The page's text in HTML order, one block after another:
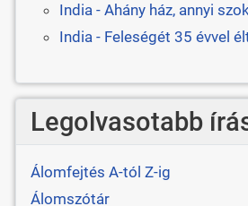
India - Ahány ház, annyi
India - Feleségét 35 évvel
Legolvasotabb
Álomfejtés A-tól Z-ig
Álomszótár